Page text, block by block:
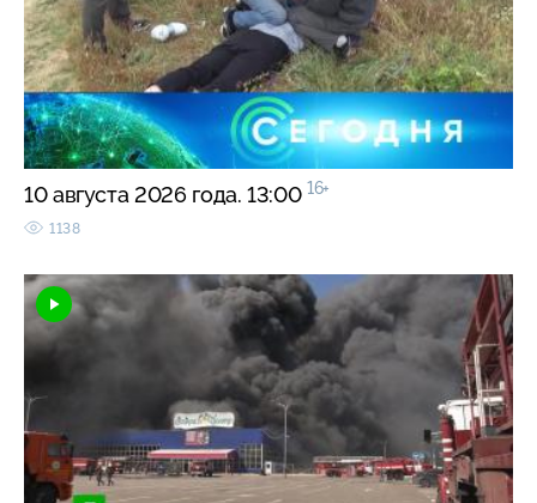
10 августа 2026 года. 13:00 16+
1138